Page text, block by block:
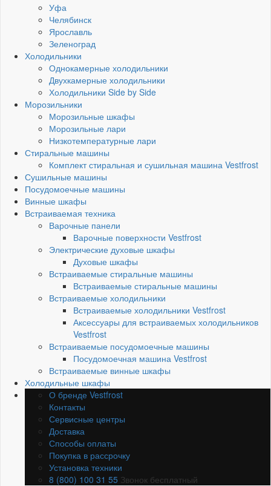
Уфа
Челябинск
Ярославль
Зеленоград
Холодильники
Однокамерные холодильники
Двухкамерные холодильники
Холодильники Side by Side
Морозильники
Морозильные шкафы
Морозильные лари
Низкотемпературные лари
Стиральные машины
Комплект стиральная и сушильная машина Vestfrost
Сушильные машины
Посудомоечные машины
Винные шкафы
Встраиваемая техника
Варочные панели
Варочные поверхности Vestfrost
Электрические духовые шкафы
Духовые шкафы
Встраиваемые стиральные машины
Встраиваемые стиральные машины
Встраиваемые холодильники
Встраиваемые холодильники Vestfrost
Аксессуары для встраиваемых холодильников
Vestfrost
Встраиваемые посудомоечные машины
Посудомоечная машина Vestfrost
Встраиваемые винные шкафы
Холодильные шкафы
О бренде Vestfrost
Контакты
Сервисные центры
Доставка
Способы оплаты
Покупка в рассрочку
Установка техники
8 (800) 100 31 55 Звонок бесплатный